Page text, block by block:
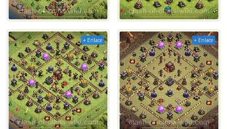
+ Enlace + Enlace